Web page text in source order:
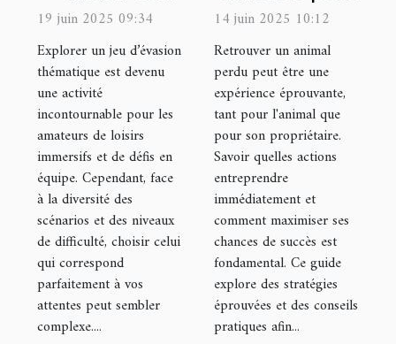
meilleur jeu
d'évasion
thématique
pour votre
prochaine
sortie
19 juin 2025 09:34
Explorer un jeu d’évasion
thématique est devenu
une activité
incontournable pour les
amateurs de loisirs
immersifs et de défis en
équipe. Cependant, face
à la diversité des
scénarios et des niveaux
de difficulté, choisir celui
qui correspond
parfaitement à vos
attentes peut sembler
complexe....
la recherche
d'animaux
perdus
14 juin 2025 10:12
Retrouver un animal
perdu peut être une
expérience éprouvante,
tant pour l'animal que
pour son propriétaire.
Savoir quelles actions
entreprendre
immédiatement et
comment maximiser ses
chances de succès est
fondamental. Ce guide
explore des stratégies
éprouvées et des conseils
pratiques afin...